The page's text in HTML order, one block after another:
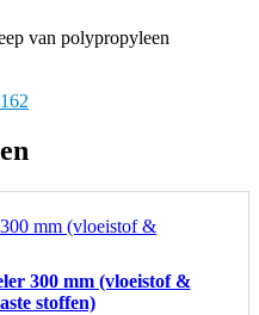
van polypropyleen
300 mm (vloeistof &
stoffen)